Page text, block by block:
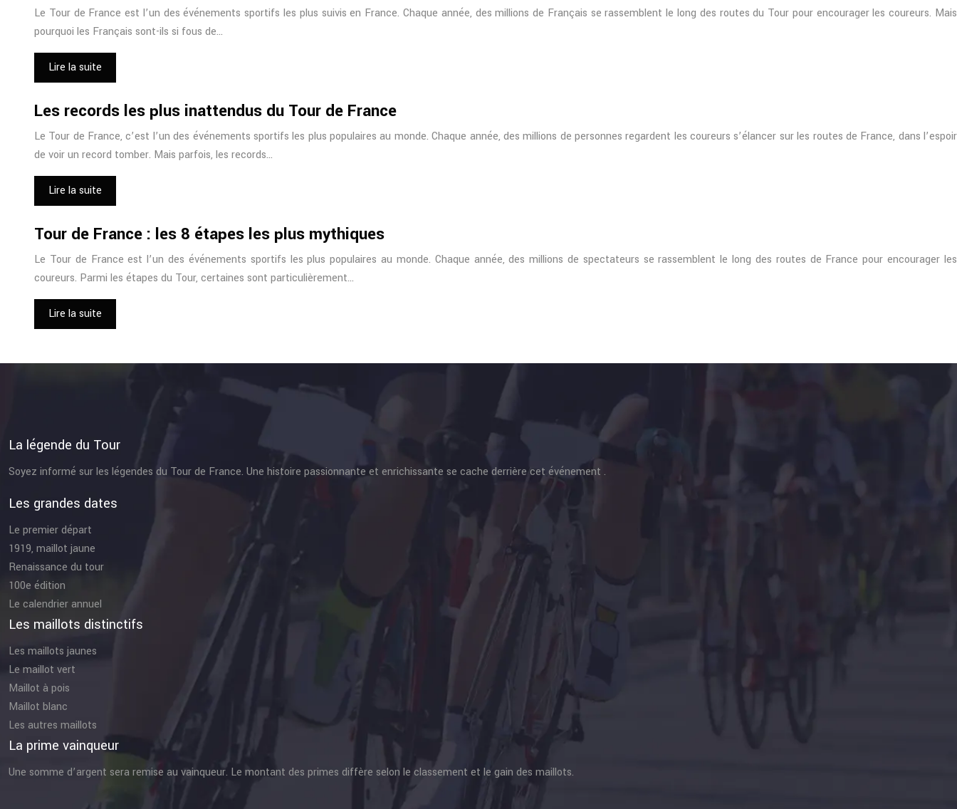
Le Tour de France est l’un des événements sportifs les plus suivis en France. Chaque année, des millions de Français se rassemblent le long des routes du Tour pour encourager les coureurs. Mais
pourquoi les Français sont-ils si fous de…
Lire la suite
Les records les plus inattendus du Tour de France
Le Tour de France, c’est l’un des événements sportifs les plus populaires au monde. Chaque année, des millions de personnes regardent les coureurs s’élancer sur les routes de France, dans l’espoir
de voir un record tomber. Mais parfois, les records…
Lire la suite
Tour de France : les 8 étapes les plus mythiques
Le Tour de France est l’un des événements sportifs les plus populaires au monde. Chaque année, des millions de spectateurs se rassemblent le long des routes de France pour encourager les
coureurs. Parmi les étapes du Tour, certaines sont particulièrement…
Lire la suite
La légende du Tour
Soyez informé sur les légendes du Tour de France. Une histoire passionnante et enrichissante se cache derrière cet événement .
Les grandes dates
Le premier départ
1919, maillot jaune
Renaissance du tour
100e édition
Le calendrier annuel
Les maillots distinctifs
Les maillots jaunes
Le maillot vert
Maillot à pois
Maillot blanc
Les autres maillots
La prime vainqueur
Une somme d’argent sera remise au vainqueur. Le montant des primes diffère selon le classement et le gain des maillots.